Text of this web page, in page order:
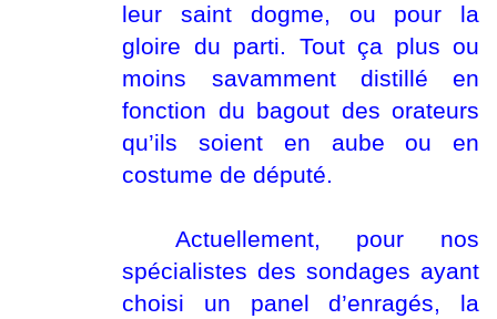
leur saint dogme, ou pour la
gloire du parti. Tout ça plus ou
moins savamment distillé en
fonction du bagout des orateurs
qu’ils soient en aube ou en
costume de député.
Actuellement, pour nos
spécialistes des sondages ayant
choisi un panel d’enragés, la